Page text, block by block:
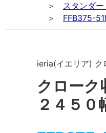
スタンダ
FFB375-
ieria(イエリア) ク
クロー
２４５